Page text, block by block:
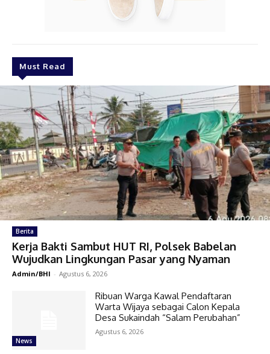
Must Read
Berita
Kerja Bakti Sambut HUT RI, Polsek Babelan
Wujudkan Lingkungan Pasar yang Nyaman
Admin/BHI - Agustus 6, 2026
News
Ribuan Warga Kawal Pendaftaran
Warta Wijaya sebagai Calon Kepala
Desa Sukaindah “Salam Perubahan”
Agustus 6, 2026